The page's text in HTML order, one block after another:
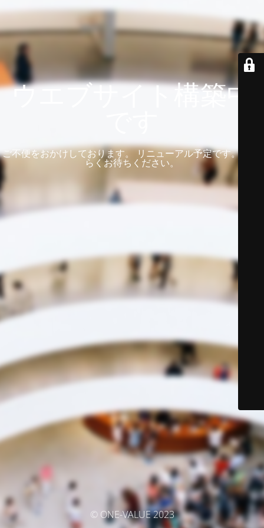
ウエブサイト構築中
ご不便をおかけしております。 リニューアル予定です。 しば
らくお待ちください。
© ONE-VALUE 2023